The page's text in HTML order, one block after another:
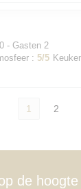
- Gasten 2
: 5/5
1 2
de